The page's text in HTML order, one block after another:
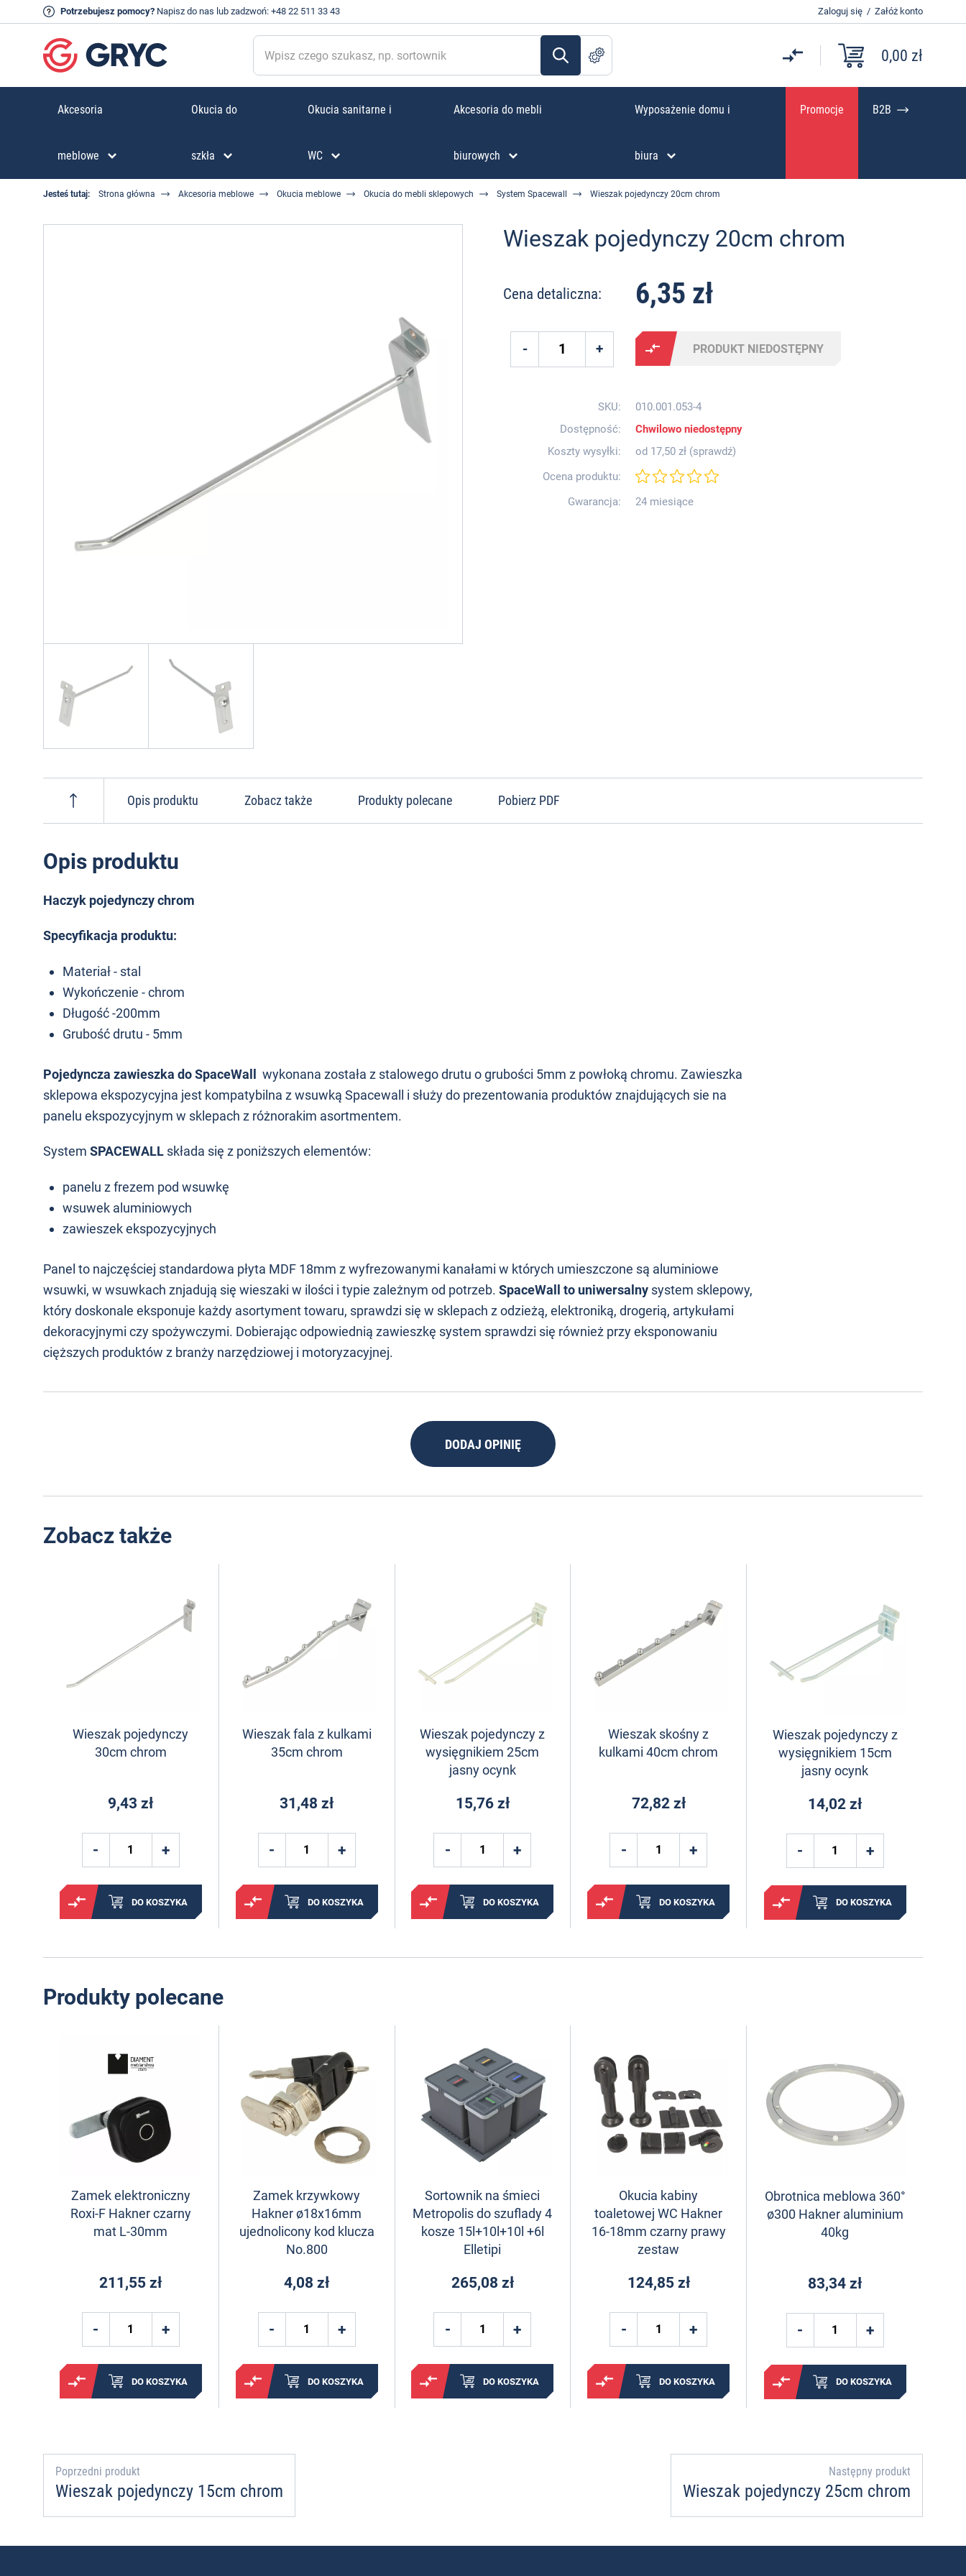
Potrzebujesz pomocy? Napisz do nas lub zadzwoń: +48 22 511 33 43 Zaloguj się / Załóż konto
0,00 zł
Akcesoria
meblowe
Okucia do
szkła
Okucia sanitarne i
WC
Akcesoria do mebli
biurowych
Wyposażenie domu i
biura
Promocje B2B
Jesteś tutaj: Strona główna Akcesoria meblowe Okucia meblowe Okucia do mebli sklepowych System Spacewall Wieszak pojedynczy 20cm chrom
Wieszak pojedynczy 20cm chrom
Cena detaliczna: 6,35 zł
PRODUKT NIEDOSTĘPNY
SKU:
010.001.053-4
Dostępność:
Chwilowo niedostępny
Koszty wysyłki:
od 17,50 zł (sprawdź)
Ocena produktu:
Gwarancja:
24 miesiące
Opis produktu Zobacz także Produkty polecane Pobierz PDF
Opis produktu
Haczyk pojedynczy chrom
Specyfikacja produktu:
Materiał - stal
Wykończenie - chrom
Długość -200mm
Grubość drutu - 5mm
Pojedyncza zawieszka do SpaceWall
wykonana została z stalowego drutu o grubości 5mm z powłoką chromu. Zawieszka
sklepowa ekspozycyjna jest kompatybilna z wsuwką Spacewall i służy do prezentowania produktów znajdujących sie na
panelu ekspozycyjnym w sklepach z różnorakim asortmentem.
System SPACEWALL składa się z poniższych elementów:
panelu z frezem pod wsuwkę
wsuwek aluminiowych
zawieszek ekspozycyjnych
Panel to najczęściej standardowa płyta MDF 18mm z wyfrezowanymi kanałami w których umieszczone są aluminiowe
wsuwki, w wsuwkach znjadują się wieszaki w ilości i typie zależnym od potrzeb. SpaceWall to uniwersalny system sklepowy,
który doskonale eksponuje każdy asortyment towaru, sprawdzi się w sklepach z odzieżą, elektroniką, drogerią, artykułami
dekoracyjnymi czy spożywczymi. Dobierając odpowiednią zawieszkę system sprawdzi się również przy eksponowaniu
cięższych produktów z branży narzędziowej i motoryzacyjnej.
DODAJ OPINIĘ
Zobacz także
Wieszak pojedynczy
30cm chrom
9,43 zł
DO KOSZYKA
Wieszak fala z kulkami
35cm chrom
31,48 zł
DO KOSZYKA
Wieszak pojedynczy z
wysięgnikiem 25cm
jasny ocynk
15,76 zł
DO KOSZYKA
Wieszak skośny z
kulkami 40cm chrom
72,82 zł
DO KOSZYKA
Wieszak pojedynczy z
wysięgnikiem 15cm
jasny ocynk
14,02 zł
DO KOSZYKA
Produkty polecane
Zamek elektroniczny
Roxi-F Hakner czarny
mat L-30mm
211,55 zł
DO KOSZYKA
Zamek krzywkowy
Hakner ø18x16mm
ujednolicony kod klucza
No.800
4,08 zł
DO KOSZYKA
Sortownik na śmieci
Metropolis do szuflady 4
kosze 15l+10l+10l +6l
Elletipi
265,08 zł
DO KOSZYKA
Okucia kabiny
toaletowej WC Hakner
16-18mm czarny prawy
zestaw
124,85 zł
DO KOSZYKA
Obrotnica meblowa 360°
ø300 Hakner aluminium
40kg
83,34 zł
DO KOSZYKA
Poprzedni produkt
Wieszak pojedynczy 15cm chrom
Następny produkt
Wieszak pojedynczy 25cm chrom